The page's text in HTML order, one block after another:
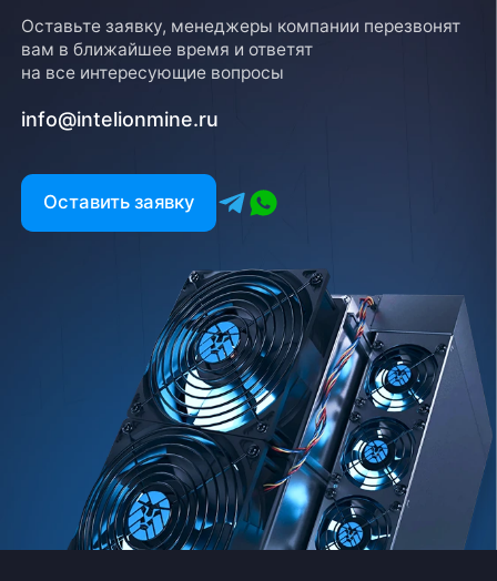
Оставьте заявку, менеджеры компании перезвонят
вам в ближайшее время и ответят
на все интересующие вопросы
info@intelionmine.ru
Оставить заявку